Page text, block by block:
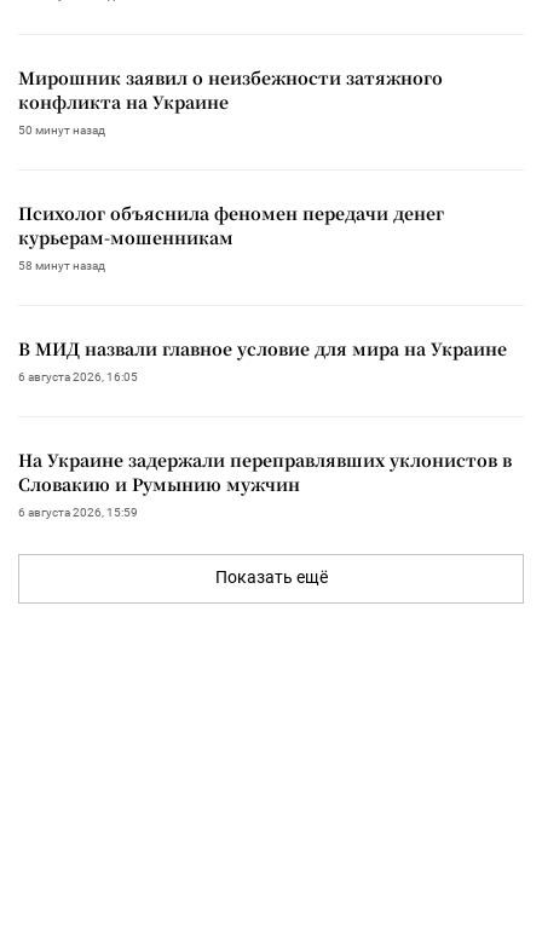
Мирошник заявил о неизбежности затяжного
конфликта на Украине
50 минут назад
Психолог объяснила феномен передачи денег
курьерам-мошенникам
58 минут назад
В МИД назвали главное условие для мира на Украине
6 августа 2026, 16:05
На Украине задержали переправлявших уклонистов в
Словакию и Румынию мужчин
6 августа 2026, 15:59
Показать ещё